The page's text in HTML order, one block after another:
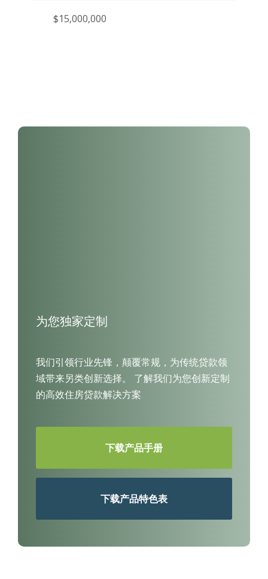
$15,000,000
为您独家定制
我们引领行业先锋，颠覆常规，为传统贷款领
域带来另类创新选择。
了解我们为您创新定制
的高效住房贷款解决方案
下载产品手册
下载产品特色表